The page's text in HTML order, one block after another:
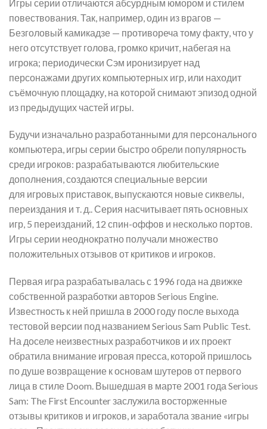
Игры серии отличаются абсурдным юмором и стилем
повествования. Так, например, один из врагов —
Безголовый камикадзе — противореча тому факту, что у
него отсутствует голова, громко кричит, набегая на
игрока; периодически Сэм иронизирует над
персонажами других компьютерных игр, или находит
съёмочную площадку, на которой снимают эпизод одной
из предыдущих частей игры.
Будучи изначально разработанными для персонального
компьютера, игры серии быстро обрели популярность
среди игроков: разрабатываются любительские
дополнения, создаются специальные версии
для игровых приставок, выпускаются новые сиквелы,
переиздания и т. д.. Серия насчитывает пять основных
игр, 5 переизданий, 12 спин-оффов и несколько портов.
Игры серии неоднократно получали множество
положительных отзывов от критиков и игроков.
Первая игра разрабатывалась с 1996 года на движке
собственной разработки авторов Serious Engine.
Известность к ней пришла в 2000 году после выхода
тестовой версии под названием Serious Sam Public Test.
На доселе неизвестных разработчиков и их проект
обратила внимание игровая пресса, которой пришлось
по душе возвращение к основам шутеров от первого
лица в стиле Doom. Вышедшая в марте 2001 года Serious
Sam: The First Encounter заслужила восторженные
отзывы критиков и игроков, и заработала звание «игры